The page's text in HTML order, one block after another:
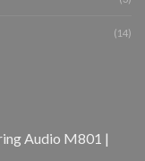
(14)
Audio M801 |